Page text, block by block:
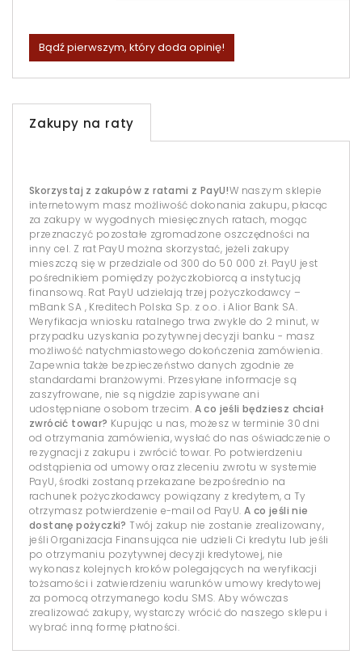
Bądź pierwszym, który doda opinię!
Zakupy na raty
Skorzystaj z zakupów z ratami z PayU!W naszym sklepie
internetowym masz możliwość dokonania zakupu, płacąc
za zakupy w wygodnych miesięcznych ratach, mogąc
przeznaczyć pozostałe zgromadzone oszczędności na
inny cel. Z rat PayU można skorzystać, jeżeli zakupy
mieszczą się w przedziale od 300 do 50 000 zł. PayU jest
pośrednikiem pomiędzy pożyczkobiorcą a instytucją
finansową. Rat PayU udzielają trzej pożyczkodawcy –
mBank SA , Kreditech Polska Sp. z o.o. i Alior Bank SA.
Weryfikacja wniosku ratalnego trwa zwykle do 2 minut, w
przypadku uzyskania pozytywnej decyzji banku - masz
możliwość natychmiastowego dokończenia zamówienia.
Zapewnia także bezpieczeństwo danych zgodnie ze
standardami branżowymi. Przesyłane informacje są
zaszyfrowane, nie są nigdzie zapisywane ani
udostępniane osobom trzecim. A co jeśli będziesz chciał
zwrócić towar? Kupując u nas, możesz w terminie 30 dni
od otrzymania zamówienia, wysłać do nas oświadczenie o
rezygnacji z zakupu i zwrócić towar. Po potwierdzeniu
odstąpienia od umowy oraz zleceniu zwrotu w systemie
PayU, środki zostaną przekazane bezpośrednio na
rachunek pożyczkodawcy powiązany z kredytem, a Ty
otrzymasz potwierdzenie e-mail od PayU. A co jeśli nie
dostanę pożyczki? Twój zakup nie zostanie zrealizowany,
jeśli Organizacja Finansująca nie udzieli Ci kredytu lub jeśli
po otrzymaniu pozytywnej decyzji kredytowej, nie
wykonasz kolejnych kroków polegających na weryfikacji
tożsamości i zatwierdzeniu warunków umowy kredytowej
za pomocą otrzymanego kodu SMS. Aby wówczas
zrealizować zakupy, wystarczy wrócić do naszego sklepu i
wybrać inną formę płatności.